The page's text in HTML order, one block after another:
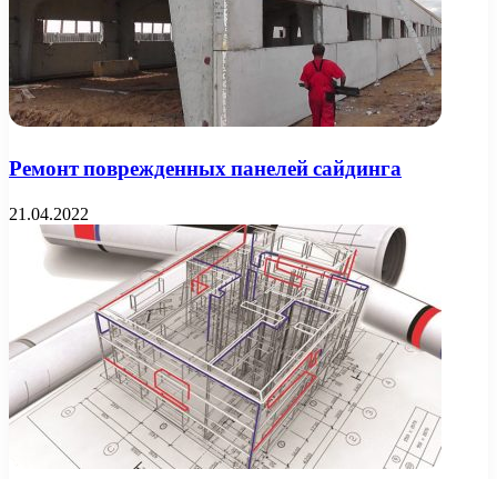
Ремонт поврежденных панелей сайдинга
21.04.2022